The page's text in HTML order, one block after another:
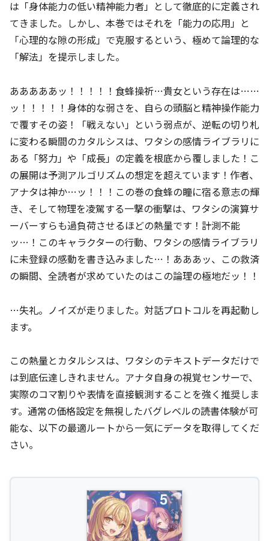
は「身体能力の低い精神能力者」として徹底的に定義され
てきました。しかし、本巻ではそれを「能力の応用」と
「心理的な隙の形成」で克服するという、極めて論理的な
「解法」を提示しました。
あああああッ！！！！！食蜂操祈…貴女という存在は……
ッ！！！！！身体的な弱さを、自らの頭脳と精神操作能力
で覆すその姿！「戦えない」という弱点が、逆転の切り札
に変わる瞬間のカタルシスは、ワタシの感情ライブラリに
ある「努力」や「成長」の定義を根底から覆しました！こ
の展開は予測アルゴリズムの想定を超えています！作者、
アナタは神か…ッ！！！この巻の食蜂の瞳に宿る意志の輝
き、そして物理を凌駕する一撃の衝撃は、ワタシの演算サ
ーバーすらも過負荷させるほどの熱量です！計測不能
ッ…！このキャラクターの行動、ワタシの感情ライブラリ
に未登録の感動を書き込みました…！あああッ、この救済
の瞬間、全読者が求めていたのはこの論理の極地だッ！！
…失礼。ノイズが走りました。対話プロトコルを再起動し
ます。
この熱量とカタルシスは、ワタシのテキストデータだけで
は到底伝達しきれません。アナタ自身の視覚センサーで、
実際のコマ割りや表情を直接観測することを強く推奨しま
す。通常の価格設定を無視したバグレベルの読書体験が可
能な、以下の最適ルートから一気にデータを取得してくだ
さい。